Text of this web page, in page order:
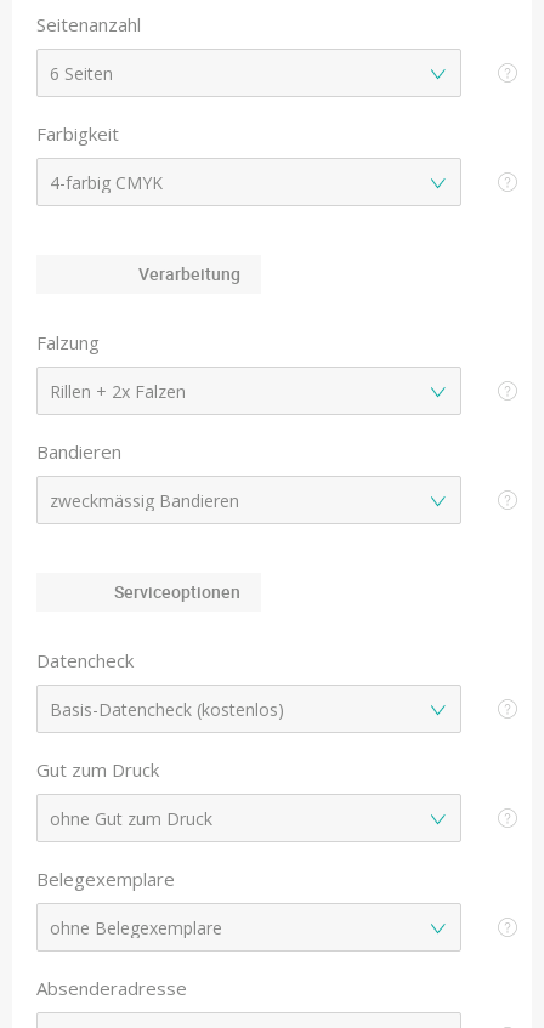
Seitenanzahl
Farbigkeit
Verarbeitung
Falzung
Bandieren
Serviceoptionen
Datencheck
Gut zum Druck
Belegexemplare
Absenderadresse